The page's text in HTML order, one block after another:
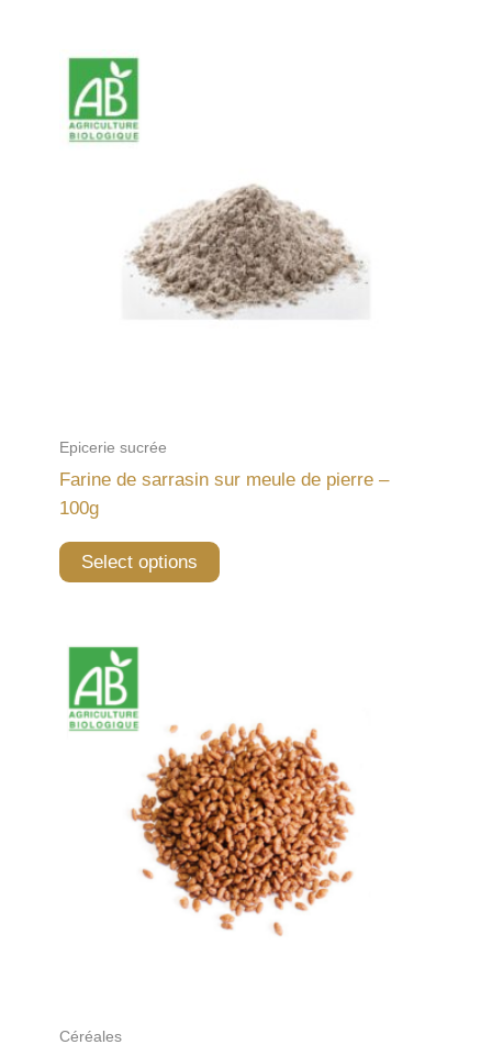
Epicerie sucrée
Farine de sarrasin sur meule de pierre –
100g
Select options
Céréales